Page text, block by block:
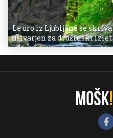
Le uro iz Ljubljane se
ustvarjen za družinski izlet